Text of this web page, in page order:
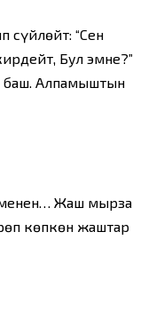
сүйлөйт: “Сен
Бул эмнең?”
баш. Алпамыштын
Жаш мырза
көпкөн жаштар